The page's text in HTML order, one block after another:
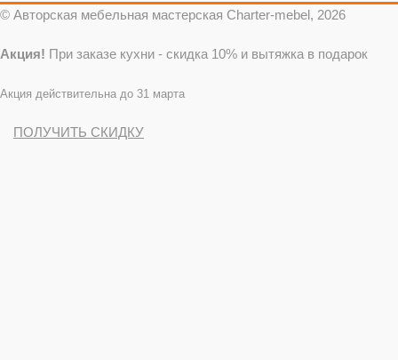
© Авторская мебельная мастерская Charter-mebel, 2026
Акция! При заказе кухни - скидка 10% и вытяжка в подарок
Акция действительна до 31 марта
ПОЛУЧИТЬ СКИДКУ